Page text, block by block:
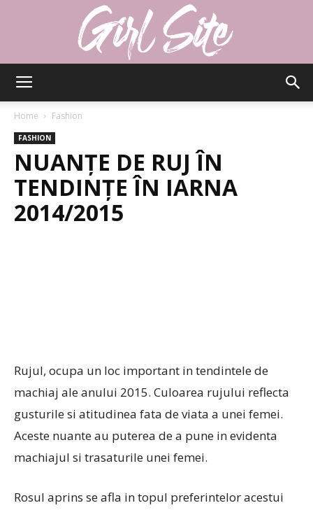
Home Fashion
FASHION
NUANȚE DE RUJ ÎN
TENDINȚE ÎN IARNA
2014/2015
Rujul, ocupa un loc important in tendintele de
machiaj ale anului 2015. Culoarea rujului reflecta
gusturile si atitudinea fata de viata a unei femei.
Aceste nuante au puterea de a pune in evidenta
machiajul si trasaturile unei femei.
Rosul aprins se afla in topul preferintelor acestui